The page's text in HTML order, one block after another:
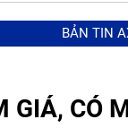
BẢN TIN
GIÁ, CÓ